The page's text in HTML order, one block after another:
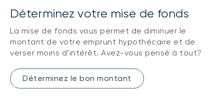
Déterminez votre mise de fonds
La mise de fonds vous permet de diminuer le
montant de votre emprunt hypothécaire et de
verser moins d’intérêt. Avez-vous pensé à tout?
Déterminez le bon montant